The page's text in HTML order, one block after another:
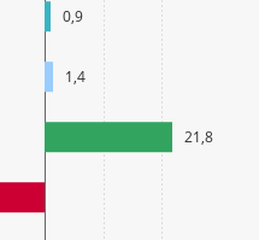
0,9
1,4
21,8